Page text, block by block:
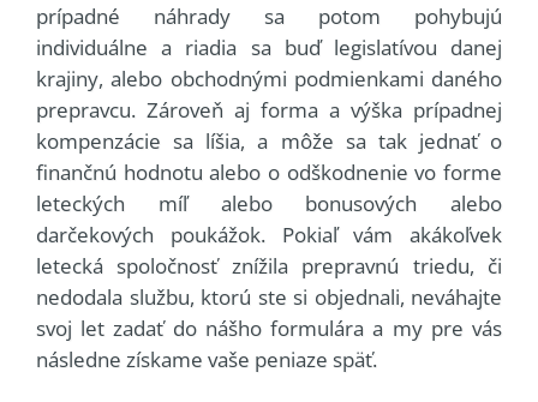
prípadné náhrady sa potom pohybujú
individuálne a riadia sa buď legislatívou danej
krajiny, alebo obchodnými podmienkami daného
prepravcu. Zároveň aj forma a výška prípadnej
kompenzácie sa líšia, a môže sa tak jednať o
finančnú hodnotu alebo o odškodnenie vo forme
leteckých míľ alebo bonusových alebo
darčekových poukážok. Pokiaľ vám akákoľvek
letecká spoločnosť znížila prepravnú triedu, či
nedodala službu, ktorú ste si objednali, neváhajte
svoj let zadať do nášho formulára a my pre vás
následne získame vaše peniaze späť.